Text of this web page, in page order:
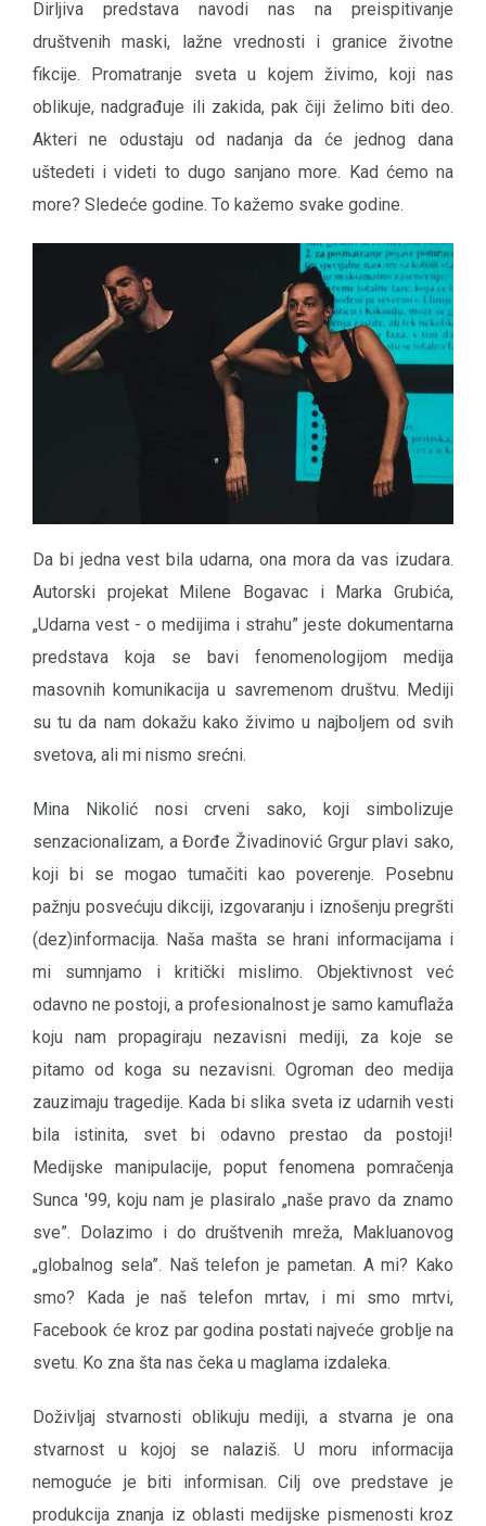
Dirljiva predstava navodi nas na preispitivanje
društvenih maski, lažne vrednosti i granice životne
fikcije. Promatranje sveta u kojem živimo, koji nas
oblikuje, nadgrađuje ili zakida, pak čiji želimo biti deo.
Akteri ne odustaju od nadanja da će jednog dana
uštedeti i videti to dugo sanjano more. Kad ćemo na
more? Sledeće godine. To kažemo svake godine.
Da bi jedna vest bila udarna, ona mora da vas izudara.
Autorski projekat Milene Bogavac i Marka Grubića,
„Udarna vest - o medijima i strahu” jeste dokumentarna
predstava koja se bavi fenomenologijom medija
masovnih komunikacija u savremenom društvu. Mediji
su tu da nam dokažu kako živimo u najboljem od svih
svetova, ali mi nismo srećni.
Mina Nikolić nosi crveni sako, koji simbolizuje
senzacionalizam, a Đorđe Živadinović Grgur plavi sako,
koji bi se mogao tumačiti kao poverenje. Posebnu
pažnju posvećuju dikciji, izgovaranju i iznošenju pregršti
(dez)informacija. Naša mašta se hrani informacijama i
mi sumnjamo i kritički mislimo. Objektivnost već
odavno ne postoji, a profesionalnost je samo kamuflaža
koju nam propagiraju nezavisni mediji, za koje se
pitamo od koga su nezavisni. Ogroman deo medija
zauzimaju tragedije. Kada bi slika sveta iz udarnih vesti
bila istinita, svet bi odavno prestao da postoji!
Medijske manipulacije, poput fenomena pomračenja
Sunca '99, koju nam je plasiralo „naše pravo da znamo
sve”. Dolazimo i do društvenih mreža, Makluanovog
„globalnog sela”. Naš telefon je pametan. A mi? Kako
smo? Kada je naš telefon mrtav, i mi smo mrtvi,
Facebook će kroz par godina postati najveće groblje na
svetu. Ko zna šta nas čeka u maglama izdaleka.
Doživljaj stvarnosti oblikuju mediji, a stvarna je ona
stvarnost u kojoj se nalaziš. U moru informacija
nemoguće je biti informisan. Cilj ove predstave je
produkcija znanja iz oblasti medijske pismenosti kroz